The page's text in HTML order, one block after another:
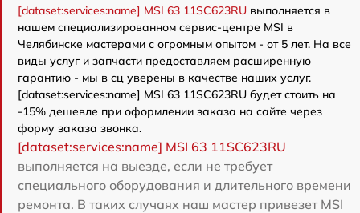
[dataset:services:name] MSI 63 11SC623RU выполняется в
нашем специализированном сервис-центре MSI в
Челябинске мастерами с огромным опытом - от 5 лет. На все
виды услуг и запчасти предоставляем расширенную
гарантию - мы в сц уверены в качестве наших услуг.
[dataset:services:name] MSI 63 11SC623RU будет стоить на
-15% дешевле при оформлении заказа на сайте через
форму заказа звонка.
[dataset:services:name] MSI 63 11SC623RU
выполняется на выезде, если не требует
специального оборудования и длительного времени
ремонта. В таких случаях наш мастер привезет MSI